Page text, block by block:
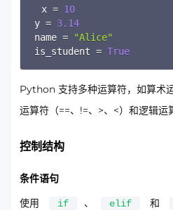
x = 10
y = 3.14
name =
"Alice"
is_student = True
Python 支持多种运算符，如算术
运算符（==、!=、>、<）和逻辑
控制结构
条件语句
使用
if 、 elif 和